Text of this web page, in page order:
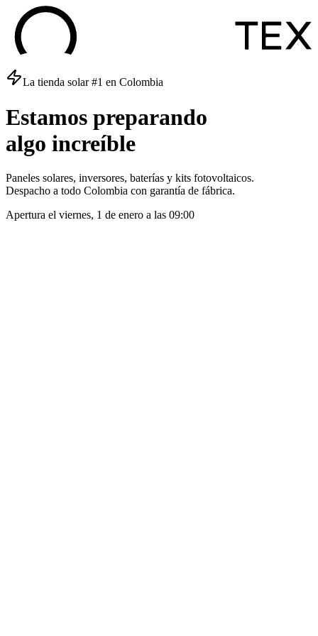
La tienda solar #1 en Colombia
Estamos preparando
algo increíble
Paneles solares, inversores, baterías y kits fotovoltaicos.
Despacho a todo Colombia con garantía de fábrica.
Apertura el viernes, 1 de enero a las 09:00